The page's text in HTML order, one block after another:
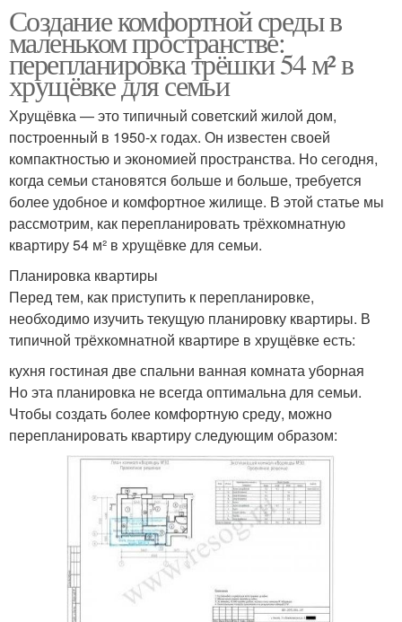
Создание комфортной среды в
маленьком пространстве:
перепланировка трёшки 54 м² в
хрущёвке для семьи
Хрущёвка — это типичный советский жилой дом,
построенный в 1950-х годах. Он известен своей
компактностью и экономией пространства. Но сегодня,
когда семьи становятся больше и больше, требуется
более удобное и комфортное жилище. В этой статье мы
рассмотрим, как перепланировать трёхкомнатную
квартиру 54 м² в хрущёвке для семьи.
Планировка квартиры
Перед тем, как приступить к перепланировке,
необходимо изучить текущую планировку квартиры. В
типичной трёхкомнатной квартире в хрущёвке есть:
кухня гостиная две спальни ванная комната уборная
Но эта планировка не всегда оптимальна для семьи.
Чтобы создать более комфортную среду, можно
перепланировать квартиру следующим образом: